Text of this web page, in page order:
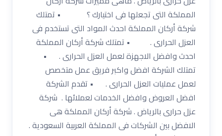
المملكة التى تجعلها فى اختيارك ؟ • تمتلك
شركة أركان المملكة احدث المواد التى تستخدم فى
العزل الحرارى . • تمتلك شركة أركان المملكة
احدث وافضل الاجهزة لعمل العزل الحرارى . •
تمتلك الشركة افضل واكبر فريق عمل متخصص
لعمل عمليات العزل الحرارى . • تقدم الشركة
افضل العروض وافضل الخدمات لعملائها . شركة
عزل حرارى بالرياض . شركة أركان المملكة هى
الافضل بين الشركات فى المملكة العربية السعودية .